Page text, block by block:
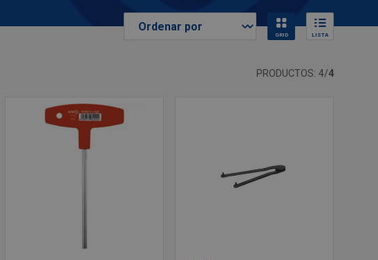
GRID LISTA
PRODUCTOS: 4/4